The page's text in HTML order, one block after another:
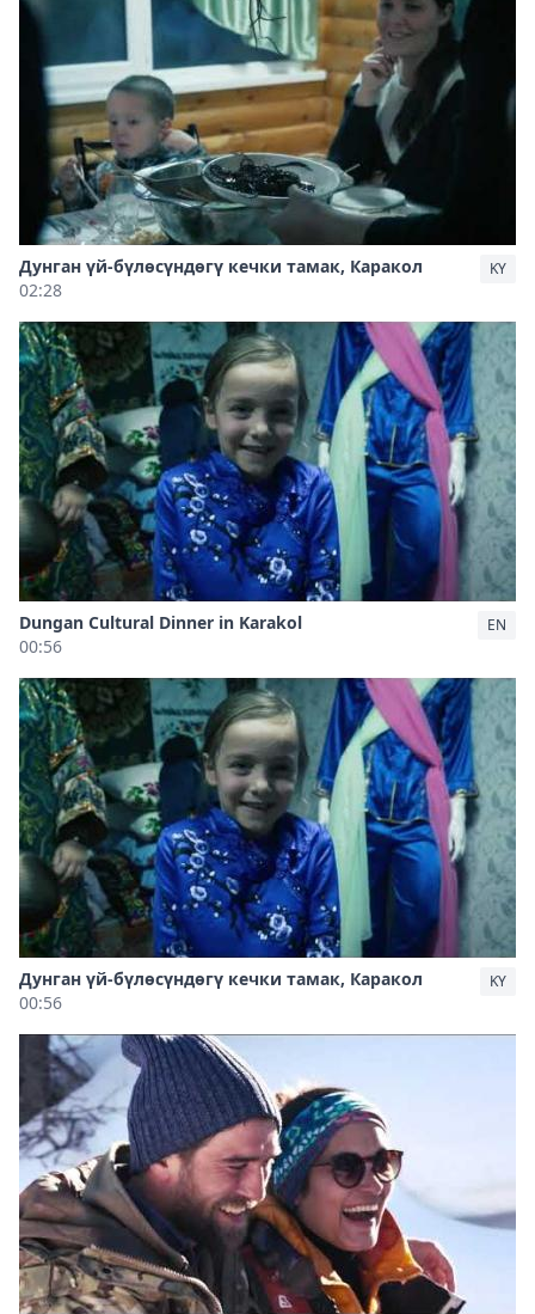
Дунган үй-бүлөсүндөгү кечки тамак, Каракол
02:28
KY
Dungan Cultural Dinner in Karakol
00:56
EN
Дунган үй-бүлөсүндөгү кечки тамак, Каракол
00:56
KY